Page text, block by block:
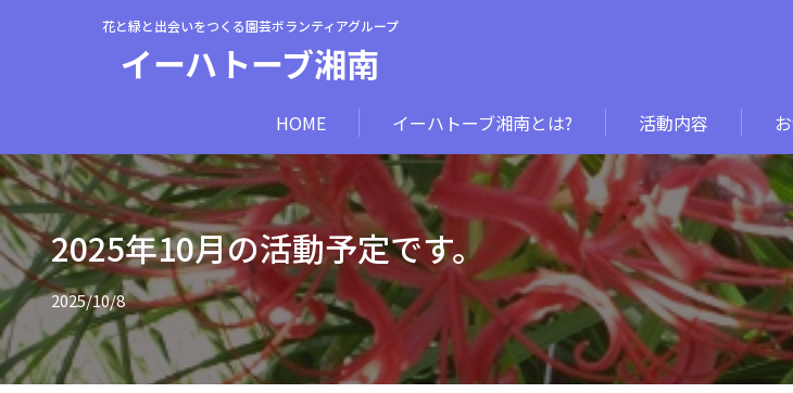
花と緑と出会いをつくる園芸ボランティアグループ
イーハトーブ湘南
HOME イーハトーブ湘南とは? 活動内容
2025年10月の活動予定です。
2025/10/8